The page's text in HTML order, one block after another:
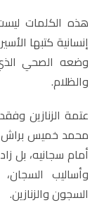
هذه الكلمات
إنسانية كتبها
وضعه الصحي الذي
والظلام.
عتمة الزنازين
محمد خميس براش
أمام سجانيه، بل
وأساليب
السجون والزنازين.